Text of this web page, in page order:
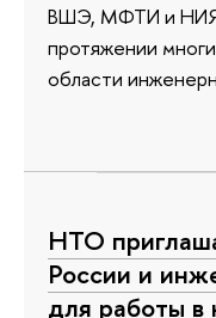
ВШЭ, МФТИ и
протяжении
области
НТО
России и
для работы в